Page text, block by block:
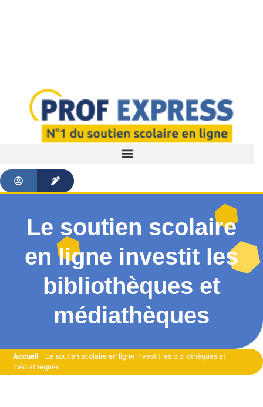
Le soutien scolaire
en ligne investit les
bibliothèques et
médiathèques
Accueil - Le soutien scolaire en ligne investit les bibliothèques et
médiathèques